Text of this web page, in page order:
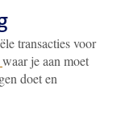
transacties voor
waar je aan moet
doet en